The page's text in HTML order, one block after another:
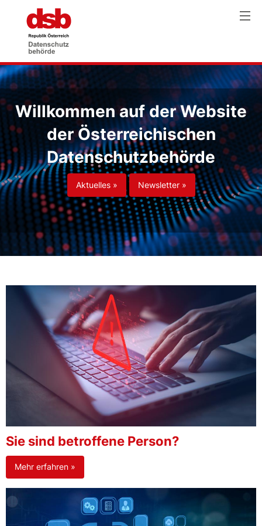
Willkommen auf der Website
der Österreichischen
Datenschutzbehörde
Aktuelles » Newsletter »
Sie sind betroffene Person?
Mehr erfahren »